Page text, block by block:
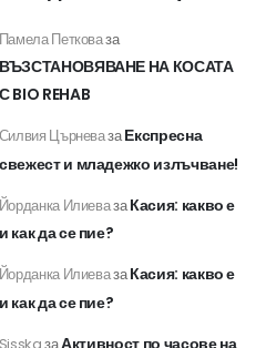
Памела Петковаза
ВЪЗСТАНОВЯВАНЕ НА КОСАТА
С BIO REHAB
Силвия ЦърневазаЕкспресна
свежест и младежко излъчване!
Йорданка ИлиевазаКасия: какво е
и как да се пие?
Йорданка ИлиевазаКасия: какво е
и как да се пие?
Активност по часове на